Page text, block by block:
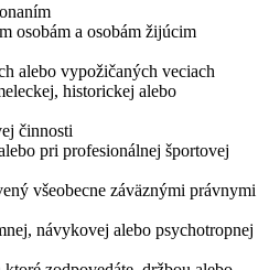
osobám a osobám žijúcim
alebo vypožičaných veciach
historickej alebo
činnosti
pri profesionálnej športovej
všeobecne záväznými právnymi
návykovej alebo psychotropnej